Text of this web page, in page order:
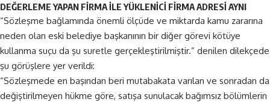
DEĞERLEME YAPAN FİRMA İLE YÜKLENİCİ FİRMA ADRESİ AYNI
“Sözleşme bağlamında önemli ölçüde ve miktarda kamu zararına
neden olan eski belediye başkanının bir diğer görevi kötüye
kullanma suçu da şu suretle gerçekleştirilmiştir.” denilen dilekçede
şu görüşlere yer verildi:
“Sözleşmede en başından beri mutabakata varılan ve sonradan da
değiştirilmeyen hükme göre, satışa sunulacak bağımsız bölümlerin